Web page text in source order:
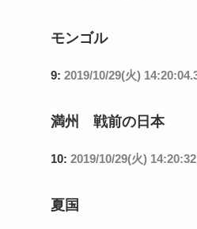
モンゴル
9: 2019/10/29(火)
満州 戦前の日本
10: 2019/10/29(火)
夏国